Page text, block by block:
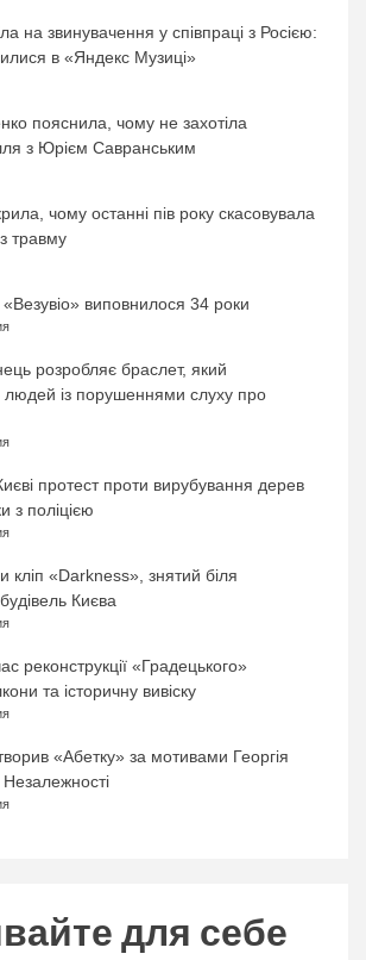
на звинувачення у співпраці з Росією:
в «Яндекс Музиці»
пояснила, чому не захотіла
з Юрієм Савранським
чому останні пів року скасовувала
травму
«Везувіо» виповнилося 34 роки
розробляє браслет, який
із порушеннями слуху про
протест проти вирубування дерев
з поліцією
кліп «Darkness», знятий біля
Києва
реконструкції «Градецького»
та історичну вивіску
«Абетку» за мотивами Георгія
для себе